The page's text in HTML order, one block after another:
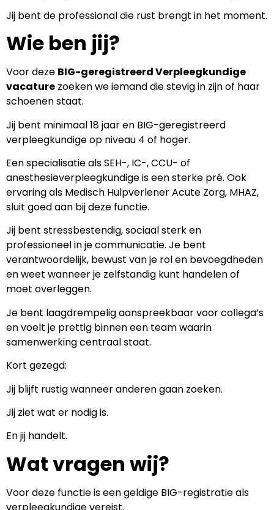
Jij bent de professional die rust brengt in het moment.
Wie ben jij?
Voor deze BIG-geregistreerd Verpleegkundige
vacature zoeken we iemand die stevig in zijn of haar
schoenen staat.
Jij bent minimaal 18 jaar en BIG-geregistreerd
verpleegkundige op niveau 4 of hoger.
Een specialisatie als SEH-, IC-, CCU- of
anesthesieverpleegkundige is een sterke pré. Ook
ervaring als Medisch Hulpverlener Acute Zorg, MHAZ,
sluit goed aan bij deze functie.
Jij bent stressbestendig, sociaal sterk en
professioneel in je communicatie. Je bent
verantwoordelijk, bewust van je rol en bevoegdheden
en weet wanneer je zelfstandig kunt handelen of
moet overleggen.
Je bent laagdrempelig aanspreekbaar voor collega’s
en voelt je prettig binnen een team waarin
samenwerking centraal staat.
Kort gezegd:
Jij blijft rustig wanneer anderen gaan zoeken.
Jij ziet wat er nodig is.
En jij handelt.
Wat vragen wij?
Voor deze functie is een geldige BIG-registratie als
verpleegkundige vereist.